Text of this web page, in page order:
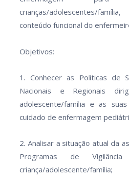
crianças/adolescentes/
conteúdo funcional do
Objetivos:
1. Conhecer as Politicas de
Nacionais e Regionais
adolescente/família e as
cuidado de enfermagem
2. Analisar a situação atual da
Programas de
criança/adolescente/família;